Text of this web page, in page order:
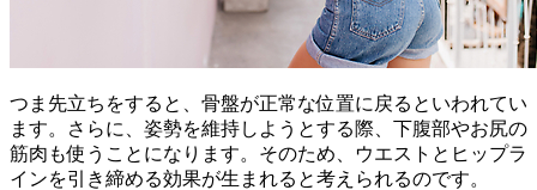
つま先立ちをすると、骨盤が正常な位置に戻るといわれてい
ます。さらに、姿勢を維持しようとする際、下腹部やお尻の
筋肉も使うことになります。そのため、ウエストとヒップラ
インを引き締める効果が生まれると考えられるのです。